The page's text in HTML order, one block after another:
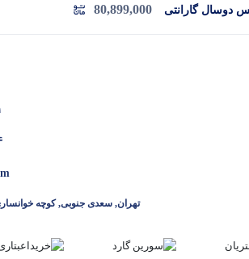
دوسال گارانتی
80,899,000
تهران, سعدی جنوبی, کوچه خوانساری، پلاک1،